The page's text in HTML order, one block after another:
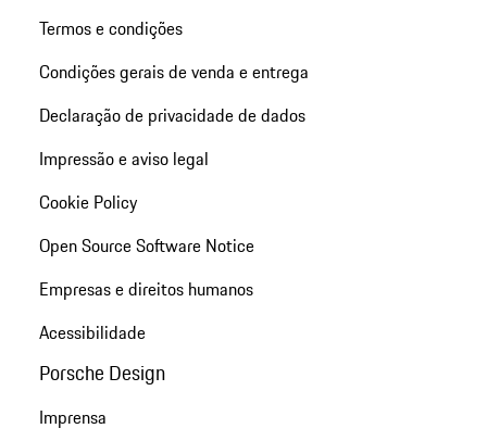
Termos e condições
Condições gerais de venda e entrega
Declaração de privacidade de dados
Impressão e aviso legal
Cookie Policy
Open Source Software Notice
Empresas e direitos humanos
Acessibilidade
Porsche Design
Imprensa